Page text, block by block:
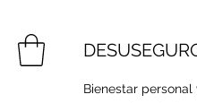
Bienestar personal